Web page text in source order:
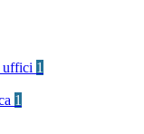
uffici 1
1